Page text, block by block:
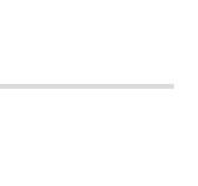
派生的また
定されない
て、適用法で
ンのライセ